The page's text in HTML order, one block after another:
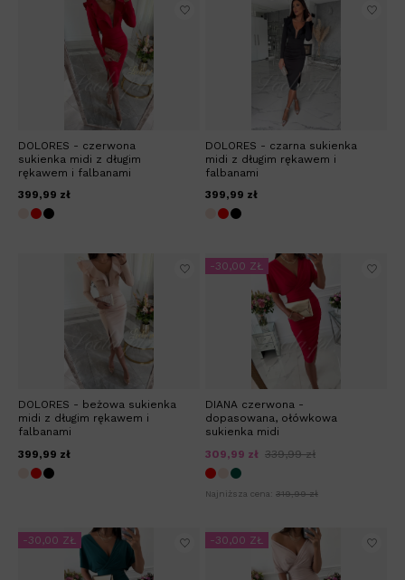
DOLORES - czerwona
sukienka midi z długim
rękawem i falbanami
399,99 zł
DOLORES - czarna sukienka
midi z długim rękawem i
falbanami
399,99 zł
DOLORES - beżowa sukienka
midi z długim rękawem i
falbanami
399,99 zł
DIANA czerwona -
dopasowana, ołówkowa
sukienka midi
309,99 zł 339,99 zł
Najniższa cena: 319,99 zł
-30,00 ZŁ
-30,00 ZŁ -30,00 ZŁ